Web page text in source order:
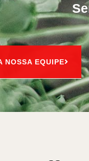
NOSSA EQUIPE